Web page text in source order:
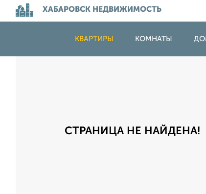
ХАБАРОВСК НЕДВИЖИМОСТЬ
КВАРТИРЫ КОМНАТЫ
СТРАНИЦА НЕ НАЙДЕНА!